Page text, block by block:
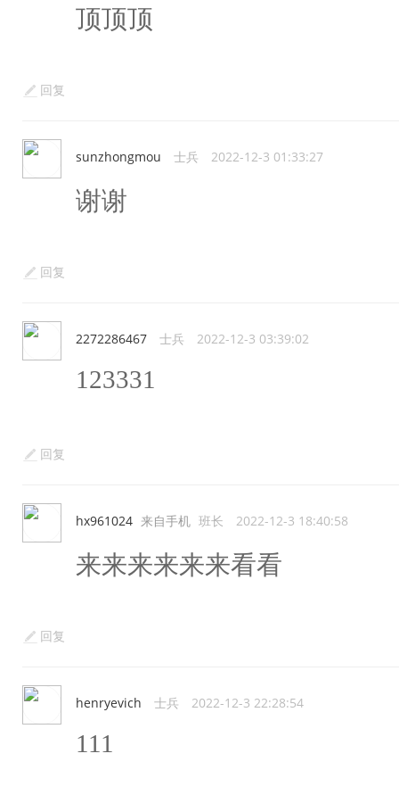
顶顶顶
回复
sunzhongmou 士兵 2022-12-3 01:33:27
谢谢
回复
2272286467 士兵 2022-12-3 03:39:02
123331
回复
hx961024 来自手机 班长 2022-12-3 18:40:58
来来来来来来看看
回复
henryevich 士兵 2022-12-3 22:28:54
111